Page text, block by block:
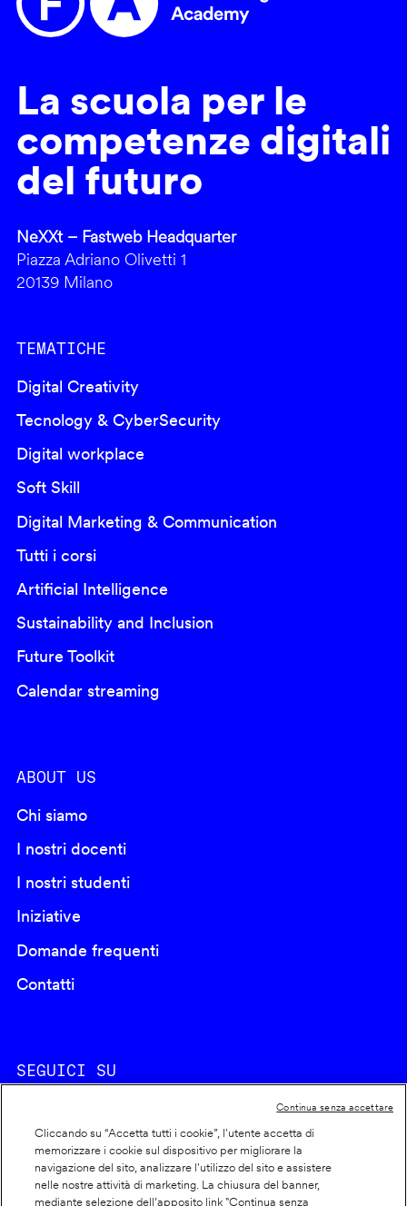
La scuola per le
competenze digitali
del futuro
NeXXt – Fastweb Headquarter
Piazza Adriano Olivetti 1
20139 Milano
TEMATICHE
Digital Creativity
Tecnology & CyberSecurity
Digital workplace
Soft Skill
Digital Marketing & Communication
Tutti i corsi
Artificial Intelligence
Sustainability and Inclusion
Future Toolkit
Calendar streaming
ABOUT US
Chi siamo
I nostri docenti
I nostri studenti
Iniziative
Domande frequenti
Contatti
SEGUICI SU
Cookie policy
Cliccando su “Accetta tutti i cookie”, l'utente accetta di
memorizzare i cookie sul dispositivo per migliorare la
navigazione del sito, analizzare l'utilizzo del sito e assistere
nelle nostre attività di marketing. La chiusura del banner,
mediante selezione dell’apposito link "Continua senza
Continua senza accettare